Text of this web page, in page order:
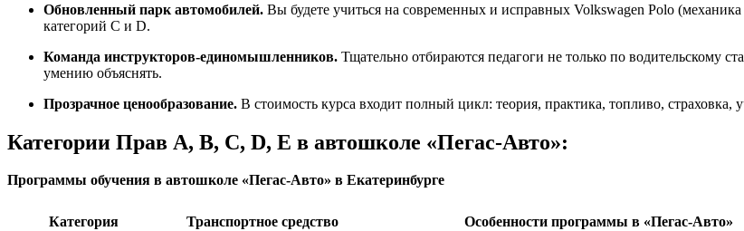
Обновленный парк автомобилей. Вы будете учиться на современных и исправных Volkswagen Polo
категорий C и D.
Команда инструкторов-единомышленников. Тщательно отбираются педагоги не только по водительскому
умению объяснять.
Прозрачное ценообразование. В стоимость курса входит полный цикл: теория, практика, топливо,
Категории Прав A, B, C, D, E в автошколе «Пегас-Авто»:
Программы обучения в автошколе «Пегас-Авто» в Екатеринбурге
Категория Транспортное средство Особенности программы в «Пегас-Авто»